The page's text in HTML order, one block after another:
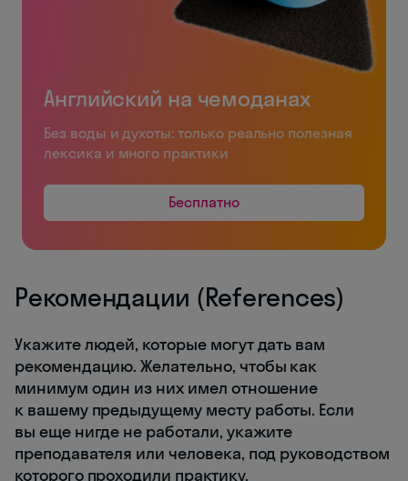
Английский на чемоданах
Без воды и духоты: только реально полезная
лексика и много практики
Бесплатно
Рекомендации (References)
Укажите людей, которые могут дать вам
рекомендацию. Желательно, чтобы как
минимум один из них имел отношение
к вашему предыдущему месту работы. Если
вы еще нигде не работали, укажите
преподавателя или человека, под руководством
которого проходили практику.